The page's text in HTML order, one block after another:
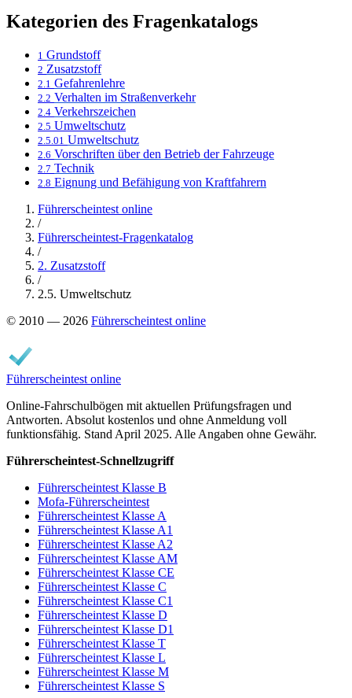
Kategorien des Fragenkatalogs
1 Grundstoff
2 Zusatzstoff
2.1 Gefahrenlehre
2.2 Verhalten im Straßenverkehr
2.4 Verkehrszeichen
2.5 Umweltschutz
2.5.01 Umweltschutz
2.6 Vorschriften über den Betrieb der Fahrzeuge
2.7 Technik
2.8 Eignung und Befähigung von Kraftfahrern
Führerscheintest online
/
Führerscheintest-Fragenkatalog
/
2. Zusatzstoff
/
2.5. Umweltschutz
© 2010 — 2026 Führerscheintest online
Führerscheintest online
Online-Fahrschulbögen mit aktuellen Prüfungsfragen und
Antworten. Absolut kostenlos und ohne Anmeldung voll
funktionsfähig. Stand April 2025. Alle Angaben ohne Gewähr.
Führerscheintest-Schnellzugriff
Führerscheintest Klasse B
Mofa-Führerscheintest
Führerscheintest Klasse A
Führerscheintest Klasse A1
Führerscheintest Klasse A2
Führerscheintest Klasse AM
Führerscheintest Klasse CE
Führerscheintest Klasse C
Führerscheintest Klasse C1
Führerscheintest Klasse D
Führerscheintest Klasse D1
Führerscheintest Klasse T
Führerscheintest Klasse L
Führerscheintest Klasse M
Führerscheintest Klasse S